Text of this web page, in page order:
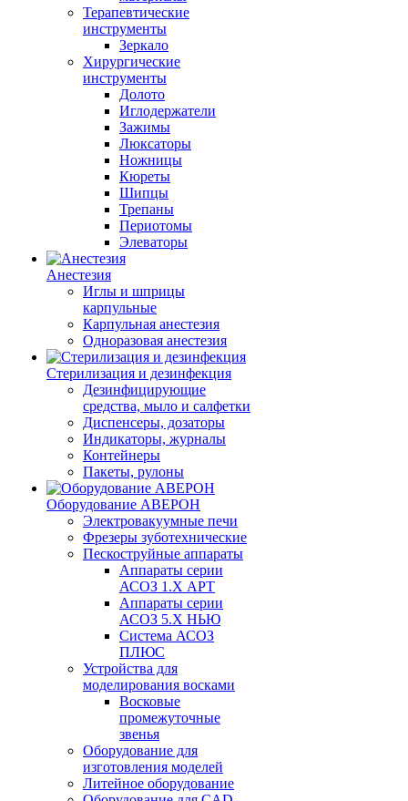
Терапевтические
инструменты
Зеркало
Хирургические
инструменты
Долото
Иглодержатели
Зажимы
Люксаторы
Ножницы
Кюреты
Шипцы
Трепаны
Периотомы
Элеваторы
Анестезия
Иглы и шприцы
карпульные
Карпульная анестезия
Одноразовая анестезия
Стерилизация и дезинфекция
Дезинфицирующие
средства, мыло и салфетки
Диспенсеры, дозаторы
Индикаторы, журналы
Контейнеры
Пакеты, рулоны
Оборудование АВЕРОН
Электровакуумные печи
Фрезеры зуботехнические
Пескоструйные аппараты
Аппараты серии
АСОЗ 1.Х АРТ
Аппараты серии
АСОЗ 5.Х НЬЮ
Система АСОЗ
ПЛЮС
Устройства для
моделирования восками
Восковые
промежуточные
звенья
Оборудование для
изготовления моделей
Литейное оборудование